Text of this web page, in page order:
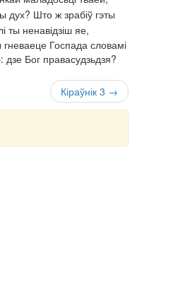
дух? Што ж зрабіў гэты
ты ненавідзіш яе,
Госпада словамі
Бог правасудзьдзя?
Кіраўнік 3 →